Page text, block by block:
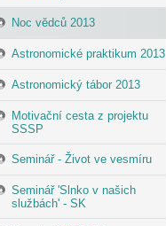
Noc vědců 2013
Astronomické praktikum 2013
Astronomický tábor 2013
Motivační cesta z projektu
SSSP
Seminář - Život ve vesmíru
Seminář 'Slnko v našich
službách' - SK